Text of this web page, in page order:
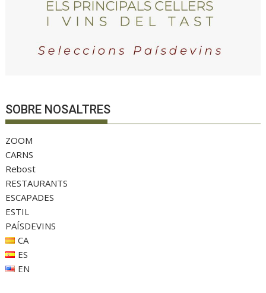
SOBRE NOSALTRES
ZOOM
CARNS
Rebost
RESTAURANTS
ESCAPADES
ESTIL
PAÍSDEVINS
CA
ES
EN